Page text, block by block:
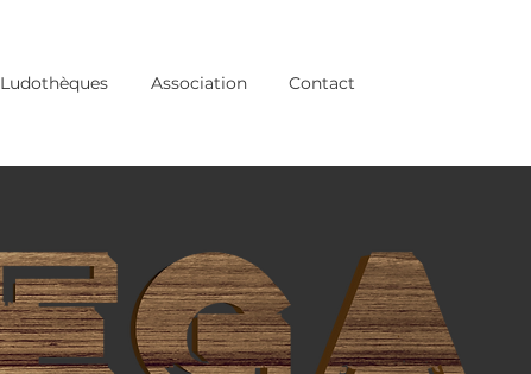
Ludothèques Association Contact